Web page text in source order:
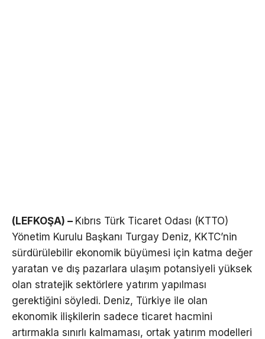
(LEFKOŞA) – Kıbrıs Türk Ticaret Odası (KTTO)
Yönetim Kurulu Başkanı Turgay Deniz, KKTC’nin
sürdürülebilir ekonomik büyümesi için katma değer
yaratan ve dış pazarlara ulaşım potansiyeli yüksek
olan stratejik sektörlere yatırım yapılması
gerektiğini söyledi. Deniz, Türkiye ile olan
ekonomik ilişkilerin sadece ticaret hacmini
artırmakla sınırlı kalmaması, ortak yatırım modelleri